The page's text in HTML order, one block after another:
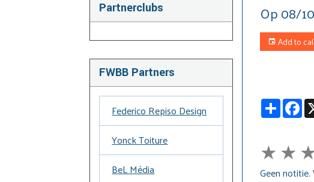
Op 08/
Add to
★★
Geen
Partnerclubs
FWBB Partners
Federico Repiso Design
Yonck Toiture
BeL Média